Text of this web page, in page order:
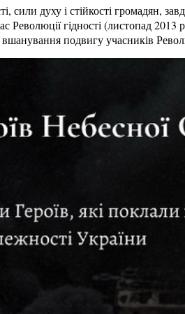
сили духу і стійкості громадян,
Революції гідності (листопад
подвигу учасників